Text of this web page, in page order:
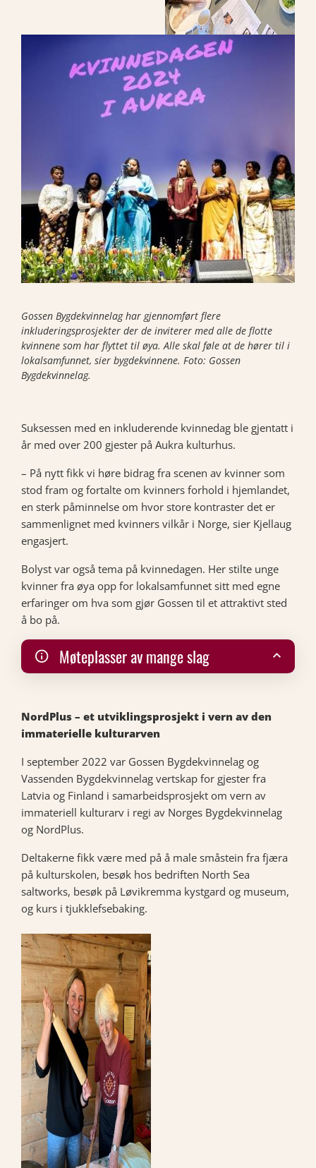
Gossen Bygdekvinnelag har gjennomført flere
inkluderingsprosjekter der de inviterer med alle de flotte
kvinnene som har flyttet til øya. Alle skal føle at de hører til i
lokalsamfunnet, sier bygdekvinnene. Foto: Gossen
Bygdekvinnelag.
Suksessen med en inkluderende kvinnedag ble gjentatt i
år med over 200 gjester på Aukra kulturhus.
– På nytt fikk vi høre bidrag fra scenen av kvinner som
stod fram og fortalte om kvinners forhold i hjemlandet,
en sterk påminnelse om hvor store kontraster det er
sammenlignet med kvinners vilkår i Norge, sier Kjellaug
engasjert.
Bolyst var også tema på kvinnedagen. Her stilte unge
kvinner fra øya opp for lokalsamfunnet sitt med egne
erfaringer om hva som gjør Gossen til et attraktivt sted
å bo på.
Møteplasser av mange slag
NordPlus – et utviklingsprosjekt i vern av den
immaterielle kulturarven
I september 2022 var Gossen Bygdekvinnelag og
Vassenden Bygdekvinnelag vertskap for gjester fra
Latvia og Finland i samarbeidsprosjekt om vern av
immateriell kulturarv i regi av Norges Bygdekvinnelag
og NordPlus.
Deltakerne fikk være med på å male småstein fra fjæra
på kulturskolen, besøk hos bedriften North Sea
saltworks, besøk på Løvikremma kystgard og museum,
og kurs i tjukklefsebaking.